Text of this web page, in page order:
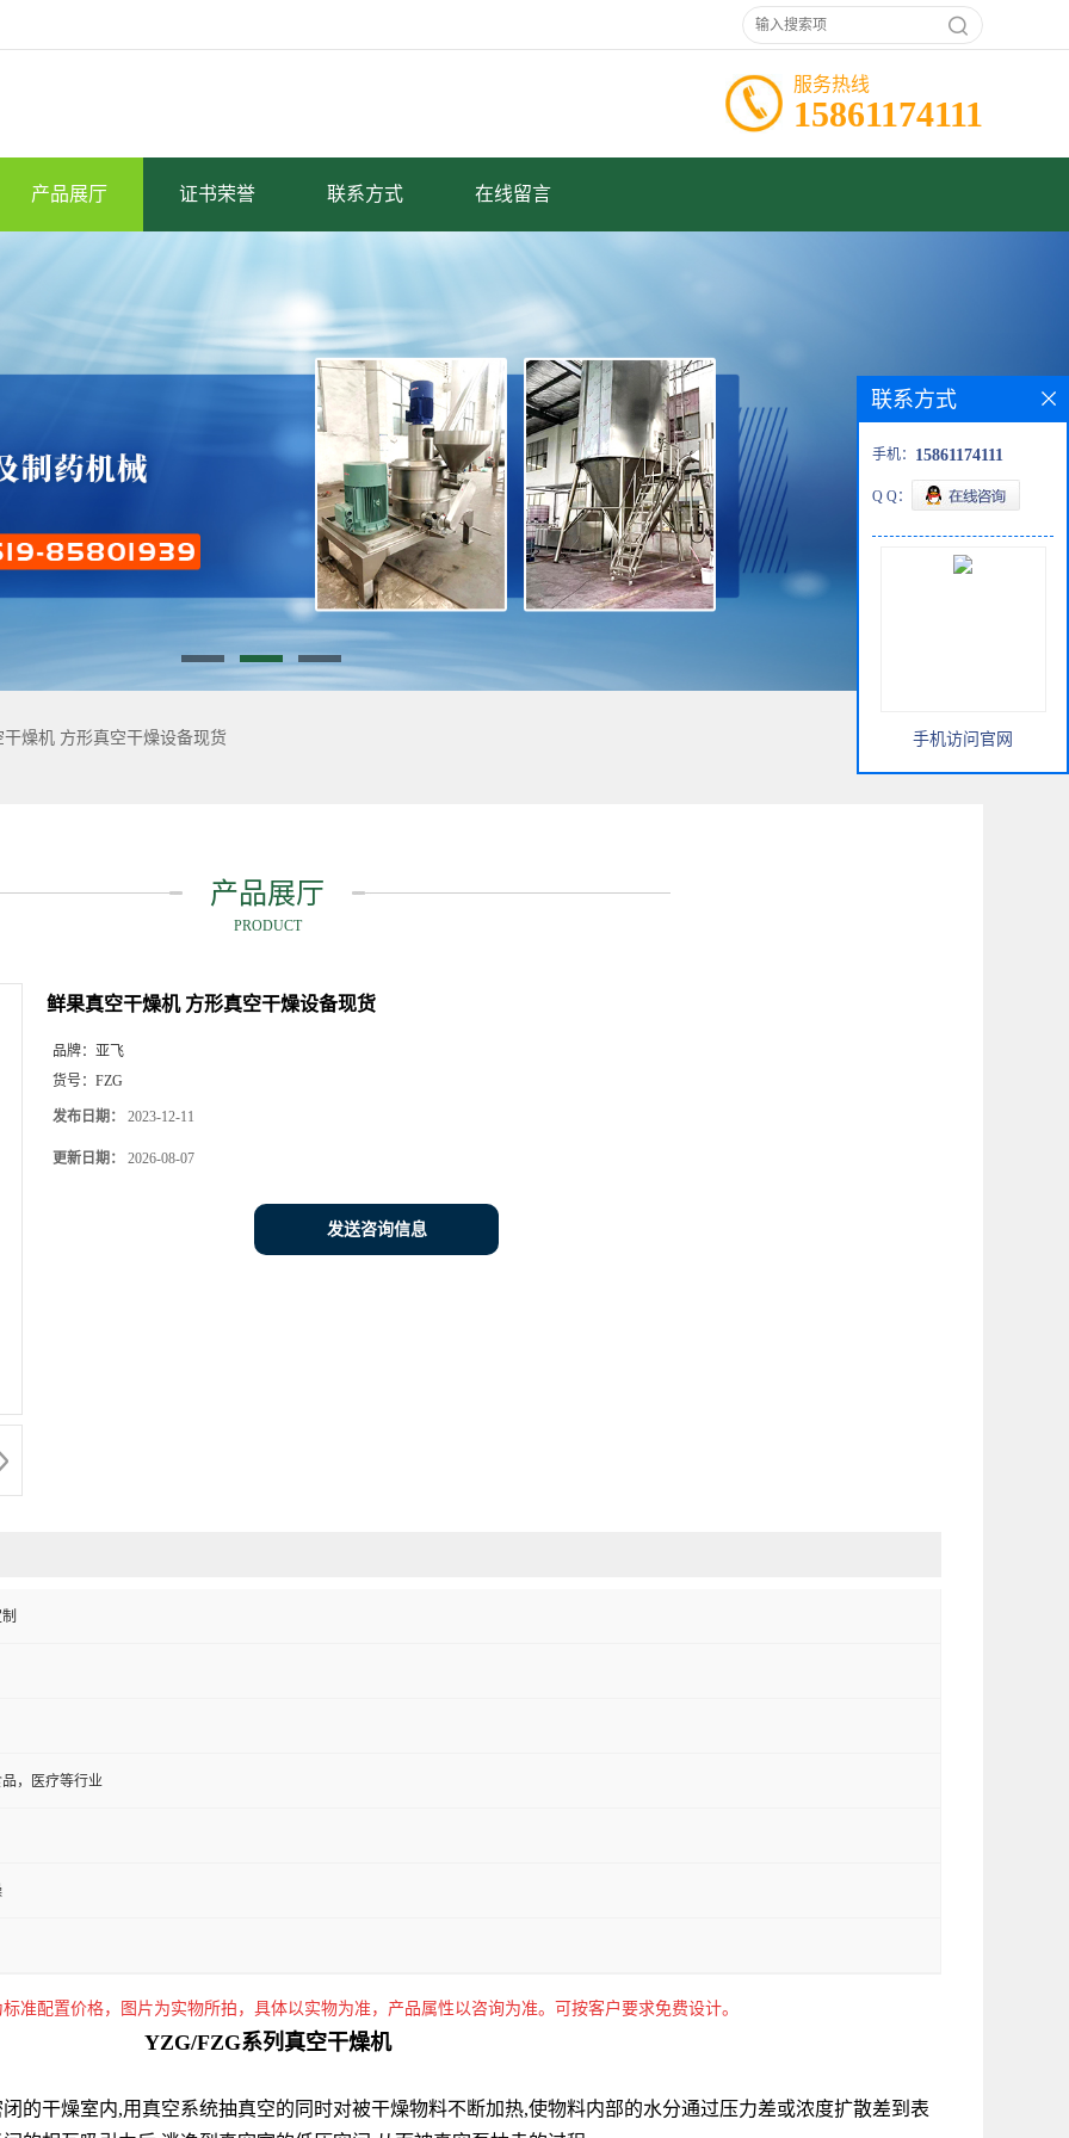
服务热线
15861174111
产品展厅 证书荣誉 联系方式 在线留言
干燥机 方形真空干燥设备现货
产品展厅
PRODUCT
鲜果真空干燥机 方形真空干燥设备现货
品牌： 亚飞
货号： FZG
发布日期： 2023-12-11
更新日期： 2026-08-07
发送咨询信息
，医疗等行业
准配置价格，图片为实物所拍，具体以实物为准，产品属性以咨询为准。可按客户要求免费设计。
YZG/FZG系列真空干燥机
的干燥室内,用真空系统抽真空的同时对被干燥物料不断加热,使物料内部的水分通过压力差或浓度扩散差到表
联系方式
手机： 15861174111
Q Q：
手机访问官网